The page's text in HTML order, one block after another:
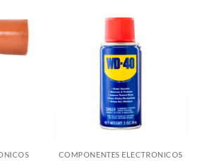
COMPONENTES ELECTRONICOS